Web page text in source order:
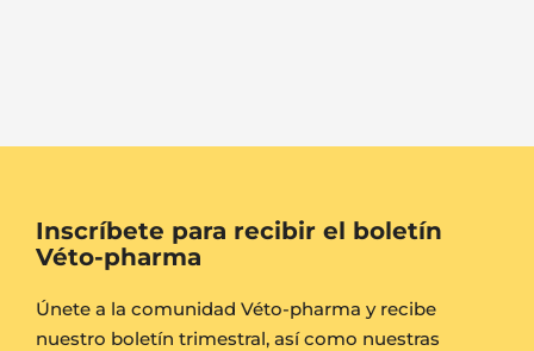
Inscríbete para recibir el boletín
Véto-pharma
Únete a la comunidad Véto-pharma y recibe
nuestro boletín trimestral, así como nuestras